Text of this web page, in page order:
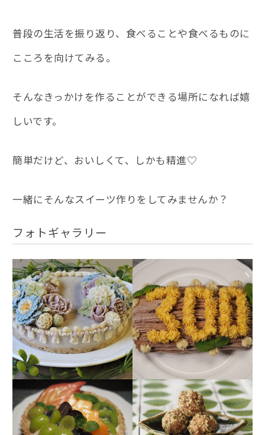
普段の生活を振り返り、食べることや食べるものに
こころを向けてみる。
そんなきっかけを作ることができる場所になれば嬉
しいです。
簡単だけど、おいしくて、しかも精進♡
一緒にそんなスイーツ作りをしてみませんか？
フォトギャラリー